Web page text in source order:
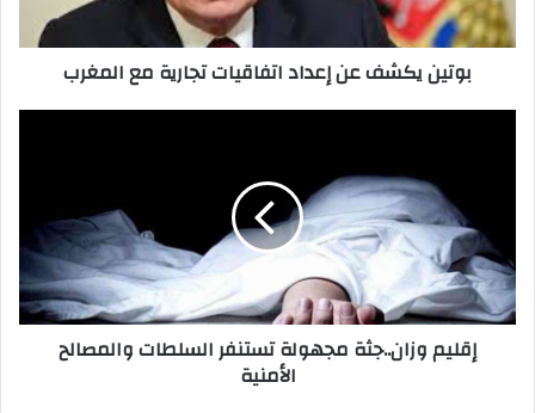
بوتين يكشف عن إعداد اتفاقيات تجارية مع المغرب
إقليم وزان..جثة مجهولة تستنفر السلطات والمصالح
الأمنية